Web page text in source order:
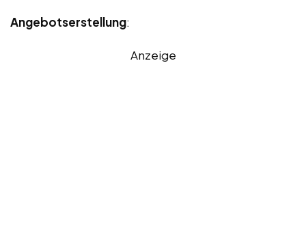
Angebotserstellung:
Anzeige